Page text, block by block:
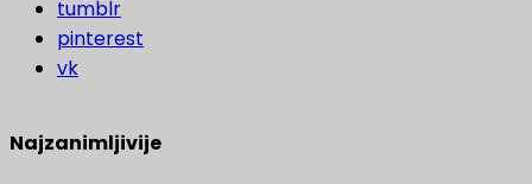
tumblr
pinterest
vk
Najzanimljivije